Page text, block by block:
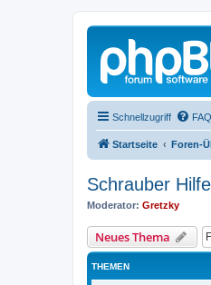
Schnellzugriff FAQ
Startseite Foren-
Schrauber Hilfe
Moderator: Gretzky
Neues Thema
THEMEN